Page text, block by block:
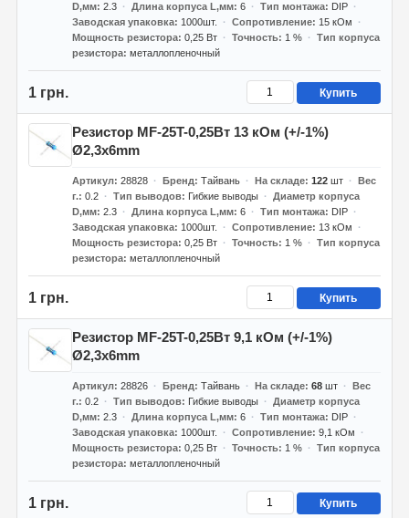
D,мм 2.3 Длина корпуса L,мм 6 Тип монтажа
DIP
Заводская упаковка
1000шт. Сопротивление
15 кОм
Мощность резистора 0,25 Вт Точность 1 %
Тип корпуса
резистора металлопленочный
1 грн. Купить
Резистор MF-25T-0,25Вт 13 кОм (+/-1%)
Ø2,3x6mm
Артикул 28828 Бренд Тайвань На складе 122шт
Вес
г. 0.2 Тип выводов Гибкие выводы
Диаметр корпуса
D,мм 2.3 Длина корпуса L,мм 6 Тип монтажа
DIP
Заводская упаковка
1000шт. Сопротивление
13 кОм
Мощность резистора 0,25 Вт Точность 1 %
Тип корпуса
резистора металлопленочный
1 грн. Купить
Резистор MF-25T-0,25Вт 9,1 кОм (+/-1%)
Ø2,3x6mm
Артикул 28826 Бренд Тайвань На складе 68шт
Вес
г. 0.2 Тип выводов Гибкие выводы
Диаметр корпуса
D,мм 2.3 Длина корпуса L,мм 6 Тип монтажа
DIP
Заводская упаковка
1000шт. Сопротивление 9,1 кОм
Мощность резистора 0,25 Вт Точность 1 %
Тип корпуса
резистора металлопленочный
1 грн. Купить